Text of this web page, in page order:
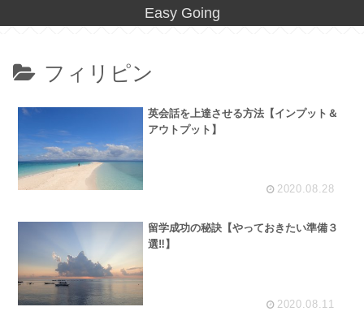
Easy Going
フィリピン
英会話を上達させる方法【インプット＆
アウトプット】
2020.08.28
留学成功の秘訣【やっておきたい準備３
選‼︎】
2020.08.11